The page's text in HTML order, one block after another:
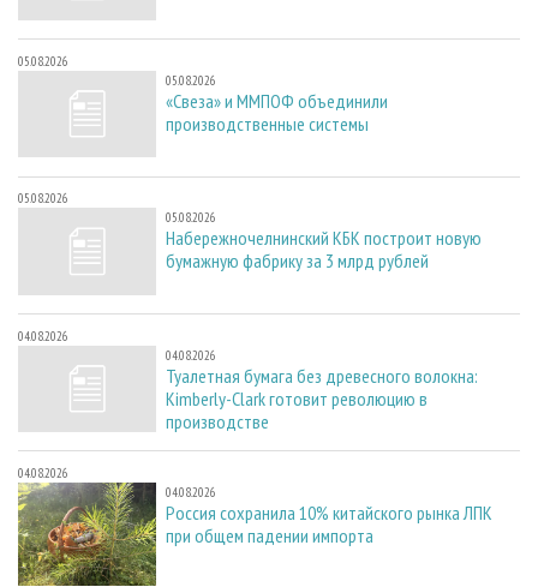
05.08.2026
05.08.2026
«Свеза» и ММПОФ объединили
производственные системы
05.08.2026
05.08.2026
Набережночелнинский КБК построит новую
бумажную фабрику за 3 млрд рублей
04.08.2026
04.08.2026
Туалетная бумага без древесного волокна:
Kimberly-Clark готовит революцию в
производстве
04.08.2026
04.08.2026
Россия сохранила 10% китайского рынка ЛПК
при общем падении импорта